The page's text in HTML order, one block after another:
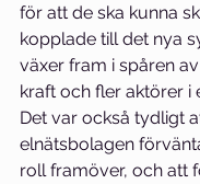
för att de ska kunna
kopplade till det nya
växer fram i spåren
kraft och fler aktörer i
Det var också tydligt
elnätsbolagen
roll framöver, och att